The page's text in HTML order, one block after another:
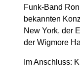
Funk-Band
bekannten
New York, der
der Wigmore
Im Anschluss: